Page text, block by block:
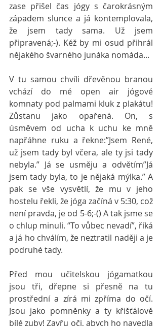
zase přišel čas jógy s čarokrásným
západem slunce a já kontemplovala,
že jsem tady sama. Už jsem
připravená;-). Kéž by mi osud přihrál
nějakého švarného junáka nomáda...
V tu samou chvíli dřevěnou branou
vchází do mé open air jógové
komnaty pod palmami kluk z plakátu!
Zůstanu jako opařená. On, s
úsměvem od ucha k uchu ke mně
napřáhne ruku a řekne:”Jsem René,
už jsem tady byl včera, ale ty jsi tady
nebyla.” Já se usměju a odvětím”Já
jsem tady byla, to je nějaká mýlka.” A
pak se vše vysvětlí, že mu v jeho
hostelu řekli, že jóga začíná v 5:30, což
není pravda, je od 5-6;-() A tak jsme se
o chlup minuli. “To vůbec nevadí”, říká
a já ho chválím, že neztratil naději a je
podruhé tady.
Před mou učitelskou jógamatkou
jsou tři, dřepne si přesně na tu
prostřední a zírá mi zpříma do očí.
Jsou jako pomněnky a ty křišťálově
bílé zuby! Zavřu oči, abych ho navedla